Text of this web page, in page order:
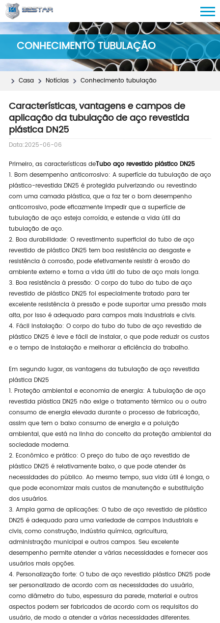
CONHECIMENTO TUBULAÇÃO
Casa Notícias Conhecimento tubulação
Características, vantagens e campos de
aplicação da tubulação de aço revestida
plástica DN25
Data:2025-06-06
Primeiro, as características deTubo aço revestido plástico DN25
1. Bom desempenho anticorrosivo: A superfície da tubulação de aço
plástico-revestida DN25 é protegida pulverizando ou revestindo
com uma camada plástica, que a faz ter o bom desempenho
anticorrosivo, pode eficazmente impedir que a superfície de
tubulação de aço esteja corroída, e estende a vida útil da
tubulação de aço.
2. Boa durabilidade: O revestimento superficial do tubo de aço
revestido de plástico DN25 tem boa resistência ao desgaste e
resistência à corrosão, pode efetivamente resistir à erosão do
ambiente externo e torna a vida útil do tubo de aço mais longa.
3. Boa resistência à pressão: O corpo do tubo do tubo de aço
revestido de plástico DN25 foi especialmente tratado para ter
excelente resistência à pressão e pode suportar uma pressão mais
alta, por isso é adequado para campos mais industriais e civis.
4. Fácil instalação: O corpo do tubo do tubo de aço revestido de
plástico DN25 é leve e fácil de instalar, o que pode reduzir os custos
e o tempo de instalação e melhorar a eficiência do trabalho.
Em segundo lugar, as vantagens da tubulação de aço revestida
plástica DN25
1. Proteção ambiental e economia de energia: A tubulação de aço
revestida plástica DN25 não exige o tratamento térmico ou o outro
consumo de energia elevada durante o processo de fabricação,
assim que tem o baixo consumo de energia e a poluição
ambiental, que está na linha do conceito da proteção ambiental da
sociedade moderna.
2. Econômico e prático: O preço do tubo de aço revestido de
plástico DN25 é relativamente baixo, o que pode atender às
necessidades do público. Ao mesmo tempo, sua vida útil é longa, o
que pode economizar mais custos de manutenção e substituição
dos usuários.
3. Ampla gama de aplicações: O tubo de aço revestido de plástico
DN25 é adequado para uma variedade de campos industriais e
civis, como construção, indústria química, agricultura,
administração municipal e outros campos. Seu excelente
desempenho permite atender a várias necessidades e fornecer aos
usuários mais opções.
4. Personalização forte: O tubo de aço revestido plástico DN25 pode
ser personalizado de acordo com as necessidades do usuário,
como diâmetro do tubo, espessura da parede, material e outros
aspectos podem ser fabricados de acordo com os requisitos do
usuário, de modo a atender a várias necessidades diferentes.